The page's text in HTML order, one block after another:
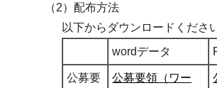
（2）配布方法
以下からダウンロードくださ
wordデータ
公募要
公募要領（ワー